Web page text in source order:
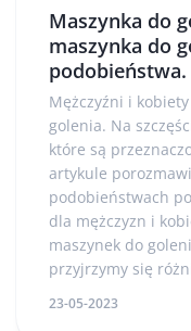
Maszynka do
maszynka do
podobieństwa.
Mężczyźni i
golenia. Na
które są
artykule
podobieństwach
dla mężczyzn i
maszynek do
przyjrzymy się
23-05-2023